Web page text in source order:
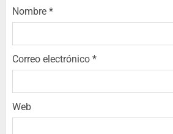
Nombre *
Correo electrónico *
Web